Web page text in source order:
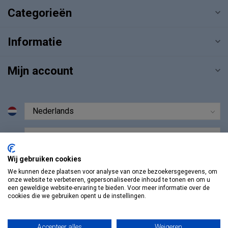
Categorieën
Informatie
Mijn account
Wij gebruiken cookies
We kunnen deze plaatsen voor analyse van onze bezoekersgegevens, om
onze website te verbeteren, gepersonaliseerde inhoud te tonen en om u
een geweldige website-ervaring te bieden. Voor meer informatie over de
cookies die we gebruiken opent u de instellingen.